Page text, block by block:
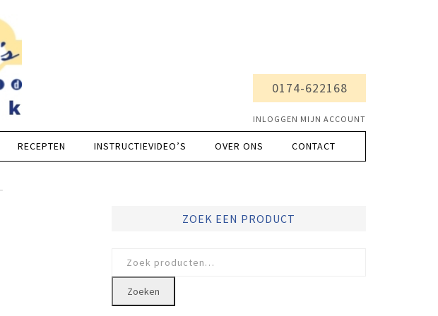
0174-622168
INLOGGEN MIJN ACCOUNT
RECEPTEN INSTRUCTIEVIDEO’S OVER ONS CONTACT
ZOEK EEN PRODUCT
naar:
Zoeken